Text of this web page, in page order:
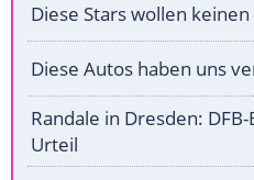
Diese Stars wollen
Diese Autos haben uns
Randale in Dresden:
Urteil